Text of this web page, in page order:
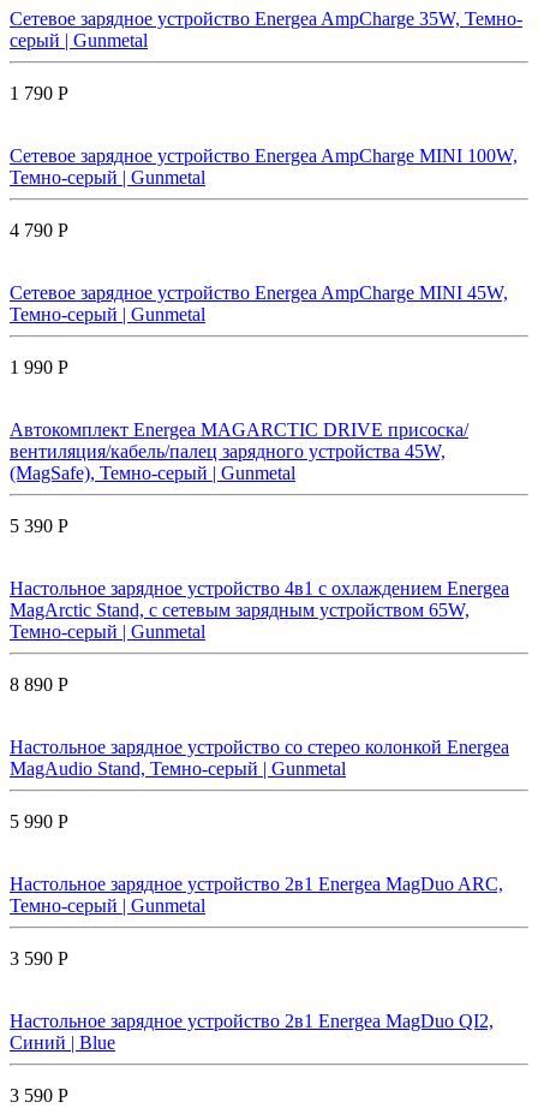
Сетевое зарядное устройство Energea AmpCharge 35W, Темно-
серый | Gunmetal
1 790 Р
Сетевое зарядное устройство Energea AmpCharge MINI 100W,
Темно-серый | Gunmetal
4 790 Р
Сетевое зарядное устройство Energea AmpCharge MINI 45W,
Темно-серый | Gunmetal
1 990 Р
Автокомплект Energea MAGARCTIC DRIVE присоска/
вентиляция/кабель/палец зарядного устройства 45W,
(MagSafe), Темно-серый | Gunmetal
5 390 Р
Настольное зарядное устройство 4в1 с охлаждением Energea
MagArctic Stand, с сетевым зарядным устройством 65W,
Темно-серый | Gunmetal
8 890 Р
Настольное зарядное устройство со стерео колонкой Energea
MagAudio Stand, Темно-серый | Gunmetal
5 990 Р
Настольное зарядное устройство 2в1 Energea MagDuo ARC,
Темно-серый | Gunmetal
3 590 Р
Настольное зарядное устройство 2в1 Energea MagDuo QI2,
Синий | Blue
3 590 Р